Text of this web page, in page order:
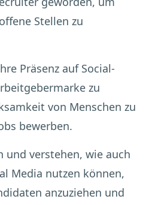
Stellen zu
Präsenz auf Social-
zu
von Menschen zu
bewerben.
und verstehen, wie auch
Media nutzen können,
anzuziehen und